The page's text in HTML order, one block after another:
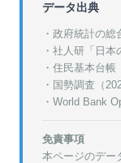
データ出典
・政府統計の
・ 社人研「日本
・ 住民基本台帳
・ 国勢調査（
・World Bank
免責事項
本ページのデー